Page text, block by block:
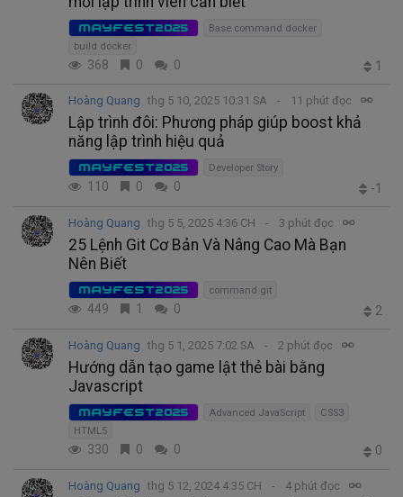
MAYFEST2025
Base command docker
build docker
368 0 0 1
Hoàng Quang thg 5 10, 2025 10:31 SA 11 phút đọc
Lập trình đôi: Phương pháp giúp boost khả
năng lập trình hiệu quả
MAYFEST2025 Developer Story
110 0 0 -1
Hoàng Quang thg 5 5, 2025 4:36 CH 3 phút đọc
25 Lệnh Git Cơ Bản Và Nâng Cao Mà Bạn
Nên Biết
MAYFEST2025 command git
449 1 0 2
Hoàng Quang thg 5 1, 2025 7:02 SA 2 phút đọc
Hướng dẫn tạo game lật thẻ bài bằng
Javascript
MAYFEST2025 Advanced JavaScript
CSS3
HTML5
330 0 0 0
Hoàng Quang thg 5 12, 2024 4:35 CH 4 phút đọc